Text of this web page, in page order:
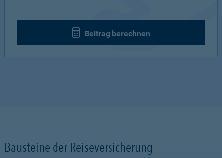
Beitrag berechnen
Bausteine der Reiseversicherung